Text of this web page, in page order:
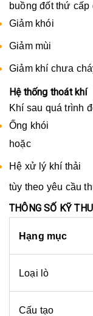
buồng đốt thứ
Giảm khói
Giảm mùi
Giảm khí chưa
Hệ thống thoát khí
Khí sau quá trình
Ống khói
hoặc
Hệ xử lý khí thải
tùy theo yêu cầu
THÔNG SỐ KỸ
Hạng mục
Loại lò
Cấu tạo